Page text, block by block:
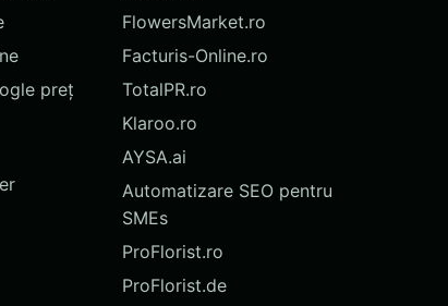
preț
FlowersMarket.ro
Facturis-Online.ro
TotalPR.ro
Klaroo.ro
AYSA.ai
Automatizare SEO pentru
SMEs
ProFlorist.ro
ProFlorist.de